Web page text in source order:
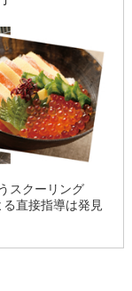
スクーリング
直接指導は発見